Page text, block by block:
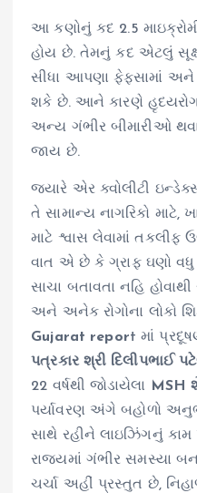
આ કણોનું કદ 2.5
હોય છે. તેમનું કદ એટલું
સીધા આપણા ફેફસામાં અને
શકે છે. આને કારણે
અન્ય ગંભીર બીમારીઓ
જાય છે.
જ્યારે એર ક્વોલીટી
તે સામાન્ય નાગરિકો માટે,
માટે શ્વાસ લેવામાં તકલીફ
વાત એ છે કે ગ્રાફ ઘણો
સાચા બતાવતા નહિ
અને અનેક રોગોના લોકો
Gujarat report માં
પત્રકાર શ્રી દિલીપભાઈ
22 વર્ષથી જોડાયેલા
MSH
પર્યાવરણ અંગે બહોળો
સાથે રહીને લાઇઝિંગનું
રાજ્યમાં ગંભીર સમસ્યા
ચર્ચા અહીં પ્રસ્તુત છે,